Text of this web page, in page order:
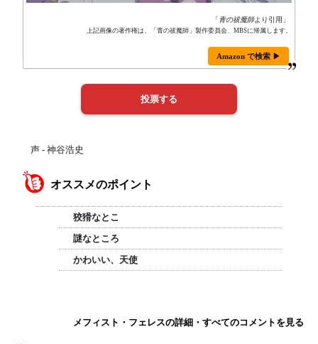
「青の祓魔師より引用」
上記画像の著作権は、「青の祓魔師」製作委員会、MBSに帰属します。
Amazon で検索 ▶
声 - 神谷浩史
オススメのポイント
狡猾なとこ
謎なところ
かわいい、天使
メフィスト・フェレスの詳細・すべてのコメントを見る